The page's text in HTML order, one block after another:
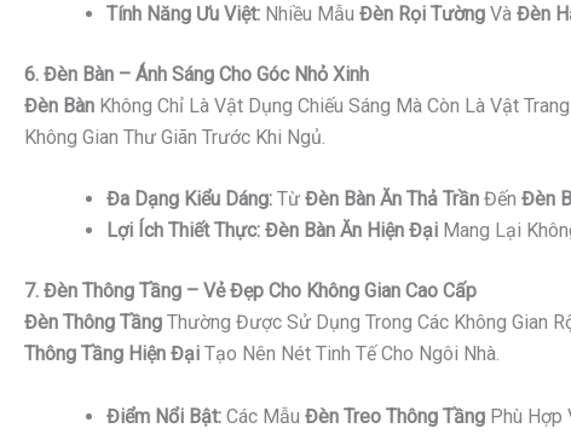
Tính Năng Ưu Việt: Nhiều Mẫu Đèn Rọi Tường Và Đèn
6. Đèn Bàn – Ánh Sáng Cho Góc Nhỏ Xinh
Đèn Bàn Không Chỉ Là Vật Dụng Chiếu Sáng Mà Còn Là Vật
Không Gian Thư Giãn Trước Khi Ngủ.
Đa Dạng Kiểu Dáng: Từ Đèn Bàn Ăn Thả Trần Đến Đèn
Lợi Ích Thiết Thực: Đèn Bàn Ăn Hiện Đại Mang Lại
7. Đèn Thông Tầng – Vẻ Đẹp Cho Không Gian Cao Cấp
Đèn Thông Tầng Thường Được Sử Dụng Trong Các Không Gian
Thông Tầng Hiện Đại Tạo Nên Nét Tinh Tế Cho Ngôi Nhà.
Điểm Nổi Bật: Các Mẫu Đèn Treo Thông Tầng Phù Hợp